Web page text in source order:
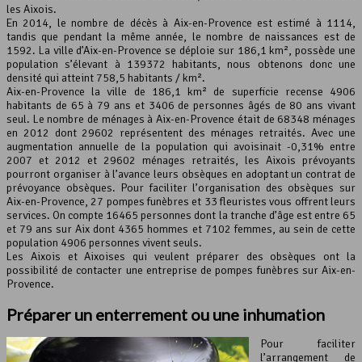
Leaflet, © OpenStreetMapcontributeurs
les Aixois.
En 2014, le nombre de décès à Aix-en-Provence est estimé à 1114,
tandis que pendant la même année, le nombre de naissances est de
1592. La ville d’Aix-en-Provence se déploie sur 186,1 km², possède une
population s’élevant à 139372 habitants, nous obtenons donc une
densité qui atteint 758,5 habitants / km².
Aix-en-Provence la ville de 186,1 km² de superficie recense 4906
habitants de 65 à 79 ans et 3406 de personnes âgés de 80 ans vivant
seul. Le nombre de ménages à Aix-en-Provence était de 68348 ménages
en 2012 dont 29602 représentent des ménages retraités. Avec une
augmentation annuelle de la population qui avoisinait -0,31% entre
2007 et 2012 et 29602 ménages retraités, les Aixois prévoyants
pourront organiser à l’avance leurs obsèques en adoptant un contrat de
prévoyance obsèques. Pour faciliter l’organisation des obsèques sur
Aix-en-Provence, 27 pompes funèbres et 33 fleuristes vous offrent leurs
services. On compte 16465 personnes dont la tranche d’âge est entre 65
et 79 ans sur Aix dont 4365 hommes et 7102 femmes, au sein de cette
population 4906 personnes vivent seuls.
Les Aixois et Aixoises qui veulent préparer des obsèques ont la
possibilité de contacter une entreprise de pompes funèbres sur Aix-en-
Provence.
Préparer un enterrement ou une inhumation
Pour faciliter
l’arrangement de